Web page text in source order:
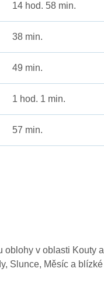
14 hod. 58 min.
38 min.
49 min.
1 hod. 1 min.
57 min.
oblohy v oblasti Kouty a
Slunce, Měsíc a blízké